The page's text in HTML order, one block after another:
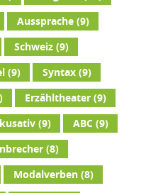
Aussprache(9)
Schweiz(9)
(9) Syntax(9)
Erzähltheater(9)
(9) ABC (9)
(8)
Modalverben(8)